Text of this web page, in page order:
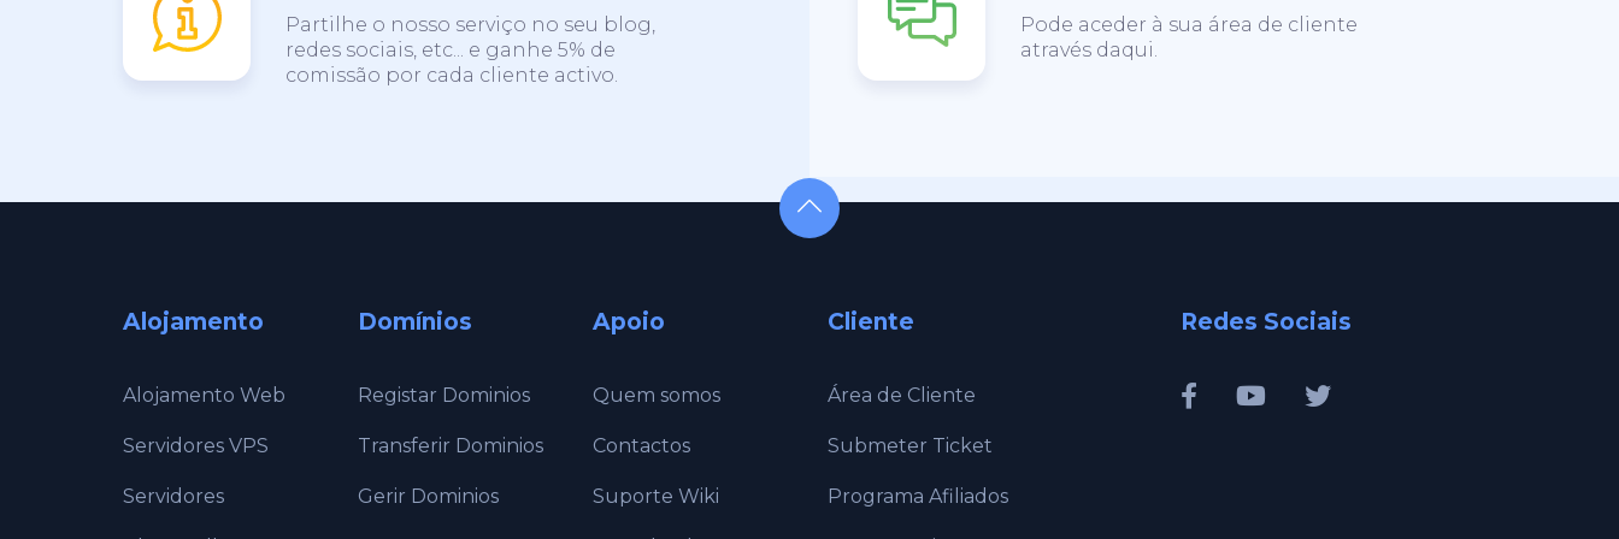
Partilhe o nosso serviço no seu blog,
redes sociais, etc... e ganhe 5% de
comissão por cada cliente activo.
Pode aceder à sua área de cliente
através daqui.
Alojamento
Alojamento Web
Servidores VPS
Servidores
Domínios
Registar Dominios
Transferir Dominios
Gerir Dominios
Apoio
Quem somos
Contactos
Suporte Wiki
Cliente
Área de Cliente
Submeter Ticket
Programa Afiliados
Redes Sociais